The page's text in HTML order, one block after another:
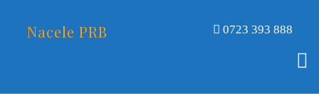
Nacele PRB 0723 393 888